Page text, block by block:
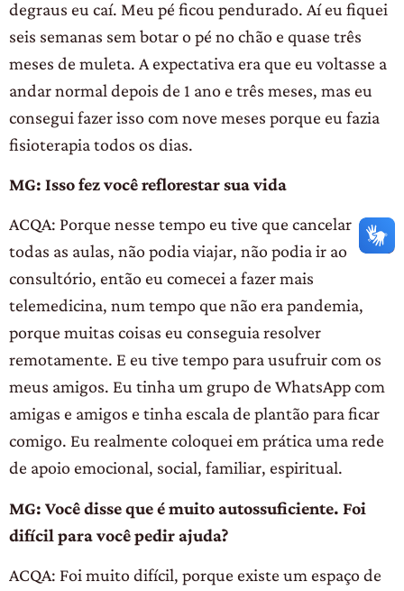
degraus eu caí. Meu pé ficou pendurado. Aí eu fiquei
seis semanas sem botar o pé no chão e quase três
meses de muleta. A expectativa era que eu voltasse a
andar normal depois de 1 ano e três meses, mas eu
consegui fazer isso com nove meses porque eu fazia
fisioterapia todos os dias.
MG: Isso fez você reflorestar sua vida
ACQA: Porque nesse tempo eu tive que cancelar
todas as aulas, não podia viajar, não podia ir ao
consultório, então eu comecei a fazer mais
telemedicina, num tempo que não era pandemia,
porque muitas coisas eu conseguia resolver
remotamente. E eu tive tempo para usufruir com os
meus amigos. Eu tinha um grupo de WhatsApp com
amigas e amigos e tinha escala de plantão para ficar
comigo. Eu realmente coloquei em prática uma rede
de apoio emocional, social, familiar, espiritual.
MG: Você disse que é muito autossuficiente. Foi
difícil para você pedir ajuda?
ACQA: Foi muito difícil, porque existe um espaço de